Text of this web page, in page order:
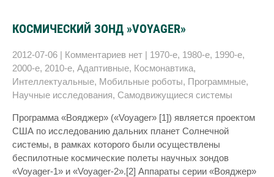
КОСМИЧЕСКИЙ ЗОНД »VOYAGER»
2012-07-06 | Комментариев нет | 1970-е, 1980-е, 1990-е,
2000-е, 2010-е, Адаптивные, Космонавтика,
Интеллектуальные, Мобильные роботы, Программные,
Научные исследования, Самодвижущиеся системы
Программа «Вояджер» («Voyager» [1]) является проектом
США по исследованию дальних планет Солнечной
системы, в рамках которого были осуществлены
беспилотные космические полеты научных зондов
«Voyager-1» и «Voyager-2».[2] Аппараты серии «Вояджер»